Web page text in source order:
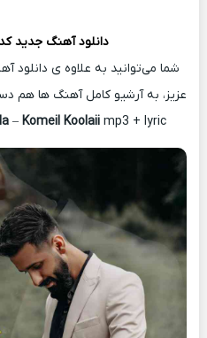
دانلود آهنگ جدید
شما می‌توانید به علاوه ی دانلود
عزیز، به آرشیو کامل آهنگ ها هم
– Komeil Koolaiimp3 + lyric